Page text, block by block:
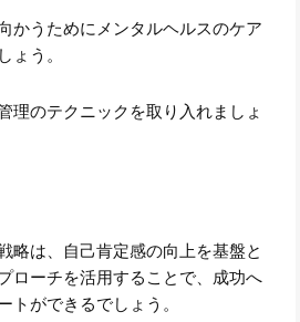
かうためにメンタルヘルスのケア
ょう。
理のテクニックを取り入れましょ
略は、自己肯定感の向上を基盤と
ローチを活用することで、成功へ
トができるでしょう。